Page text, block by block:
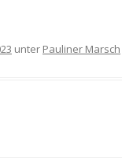
unter Pauliner Marsch